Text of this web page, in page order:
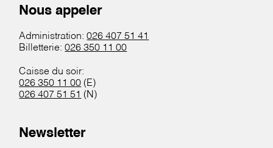
Nous appeler
Administration:026 407 51 41
Billetterie:026 350 11 00
Caisse du soir:
026 350 11 00 (E)
026 407 51 51 (N)
Newsletter